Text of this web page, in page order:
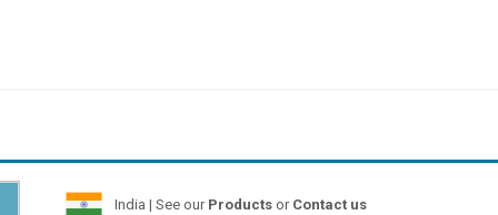
India | See our Productsor Contact us